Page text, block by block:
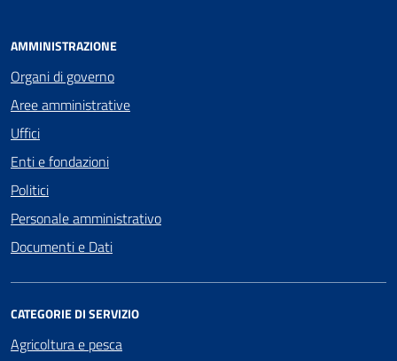
AMMINISTRAZIONE
Organi di governo
Aree amministrative
Uffici
Enti e fondazioni
Politici
Personale amministrativo
Documenti e Dati
CATEGORIE DI SERVIZIO
Agricoltura e pesca